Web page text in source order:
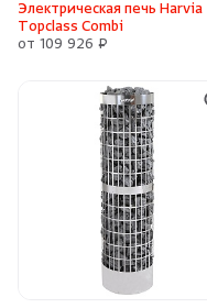
Электрическая печь Harvia
Topclass Combi
от 109 926 ₽